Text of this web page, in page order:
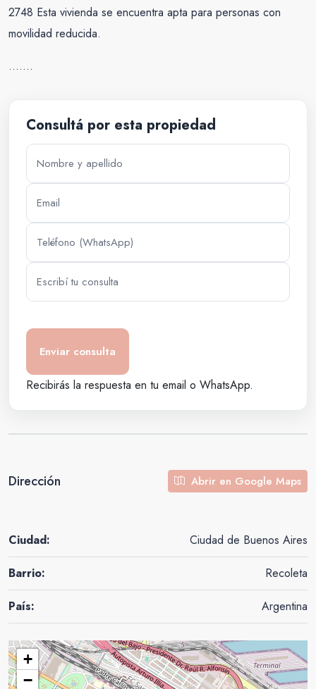
2748 Esta vivienda se encuentra apta para personas con
movilidad reducida.
…….
Consultá por esta propiedad
Recibirás la respuesta en tu email o WhatsApp.
Dirección Abrir en Google Maps
Ciudad: Ciudad de Buenos Aires
Barrio: Recoleta
País: Argentina
+
−